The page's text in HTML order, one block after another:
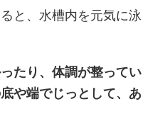
と、水槽内を元気に泳
たり、体調が整ってい
や端でじっとして、あ